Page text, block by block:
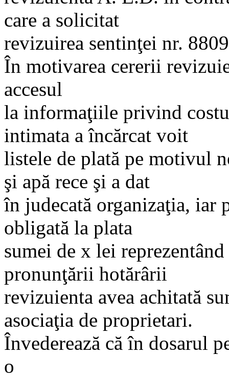
care a solicitat
revizuirea sentinţei nr.
În motivarea cererii
accesul
la informaţiile privind
intimata a încărcat voit
listele de plată pe motivul
şi apă rece şi a dat
în judecată organizaţia, iar
obligată la plata
sumei de x lei
pronunţării hotărârii
revizuienta avea achitată
asociaţia de proprietari.
Învederează că în dosarul
o